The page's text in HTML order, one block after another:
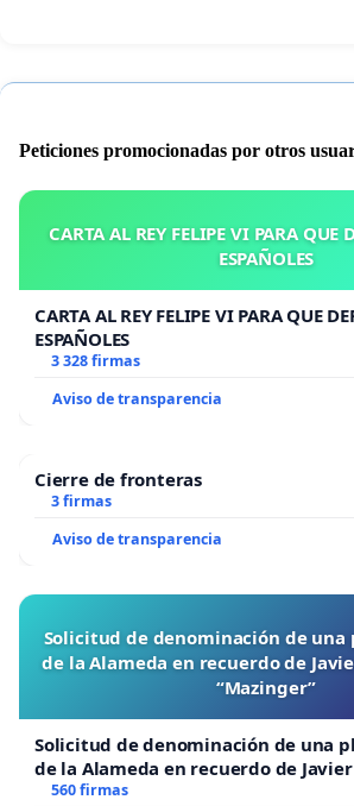
Peticiones promocionadas por otros
CARTA AL REY FELIPE VI PARA QUE
ESPAÑOLES
CARTA AL REY FELIPE VI PARA QUE
ESPAÑOLES
3 328 firmas
Aviso de transparencia
Cierre de fronteras
3 firmas
Aviso de transparencia
Solicitud de denominación de una
de la Alameda en recuerdo de
“Mazinger”
Solicitud de denominación de una
de la Alameda en recuerdo de
“Mazinger”
560 firmas